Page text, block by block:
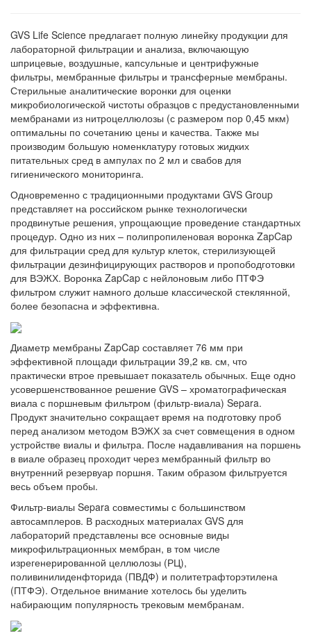
GVS Life Science предлагает полную линейку продукции для
лабораторной фильтрации и анализа, включающую
шприцевые, воздушные, капсульные и центрифужные
фильтры, мембранные фильтры и трансферные мембраны.
Стерильные аналитические воронки для оценки
микробиологической чистоты образцов с предустановленными
мембранами из нитроцеллюлозы (с размером пор 0,45 мкм)
оптимальны по сочетанию цены и качества. Также мы
производим большую номенклатуру готовых жидких
питательных сред в ампулах по 2 мл и свабов для
гигиенического мониторинга.
Одновременно с традиционными продуктами GVS Group
представляет на российском рынке технологически
продвинутые решения, упрощающие проведение стандартных
процедур. Одно из них – полипропиленовая воронка ZapCap
для фильтрации сред для культур клеток, стерилизующей
фильтрации дезинфицирующих растворов и пропободготовки
для ВЭЖХ. Воронка ZapCap с нейлоновым либо ПТФЭ
фильтром служит намного дольше классической стеклянной,
более безопасна и эффективна.
Диаметр мембраны ZapCap составляет 76 мм при
эффективной площади фильтрации 39,2 кв. см, что
практически втрое превышает показатель обычных. Еще одно
усовершенствованное решение GVS – хроматографическая
виала с поршневым фильтром (фильтр-виала) Separa.
Продукт значительно сокращает время на подготовку проб
перед анализом методом ВЭЖХ за счет совмещения в одном
устройстве виалы и фильтра. После надавливания на поршень
в виале образец проходит через мембранный фильтр во
внутренний резервуар поршня. Таким образом фильтруется
весь объем пробы.
Фильтр-виалы Separa совместимы с большинством
автосамплеров. В расходных материалах GVS для
лабораторий представлены все основные виды
микрофильтрационных мембран, в том числе
изрегенерированной целлюлозы (РЦ),
поливинилиденфторида (ПВДФ) и политетрафторэтилена
(ПТФЭ). Отдельное внимание хотелось бы уделить
набирающим популярность трековым мембранам.